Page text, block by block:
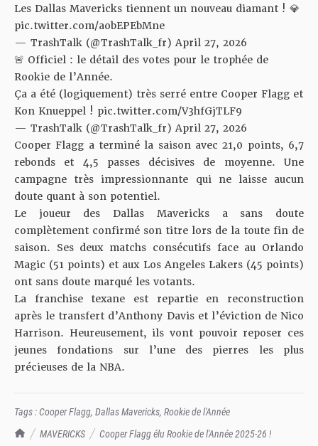
TrashTalk Actu NBA
MAVERICKS Cooper Flagg élu Rookie de l'Année 2025-26 !
Les Dallas Mavericks tiennent un nouveau diamant ! 💎
pic.twitter.com/aobEPEbMne
— TrashTalk (@TrashTalk_fr)April 27, 2026
🚨 Officiel : le détail des votes pour le trophée de
Rookie de l’Année.
Ça a été (logiquement) très serré entre Cooper Flagg et
Kon Knueppel ! pic.twitter.com/V3hfGjTLF9
— TrashTalk (@TrashTalk_fr)April 27, 2026
Cooper Flagg a terminé la saison avec 21,0 points, 6,7
rebonds et 4,5 passes décisives de moyenne. Une
campagne très impressionnante qui ne laisse aucun
doute quant à son potentiel.
Le joueur des Dallas Mavericks a sans doute
complètement confirmé son titre lors de la toute fin de
saison. Ses deux matchs consécutifs face au Orlando
Magic (51 points) et aux Los Angeles Lakers (45 points)
ont sans doute marqué les votants.
La franchise texane est repartie en reconstruction
après le transfert d’Anthony Davis et l’éviction de Nico
Harrison. Heureusement, ils vont pouvoir reposer ces
jeunes fondations sur l’une des pierres les plus
précieuses de la NBA.
Tags :Cooper Flagg, Dallas Mavericks, Rookie de l'Année